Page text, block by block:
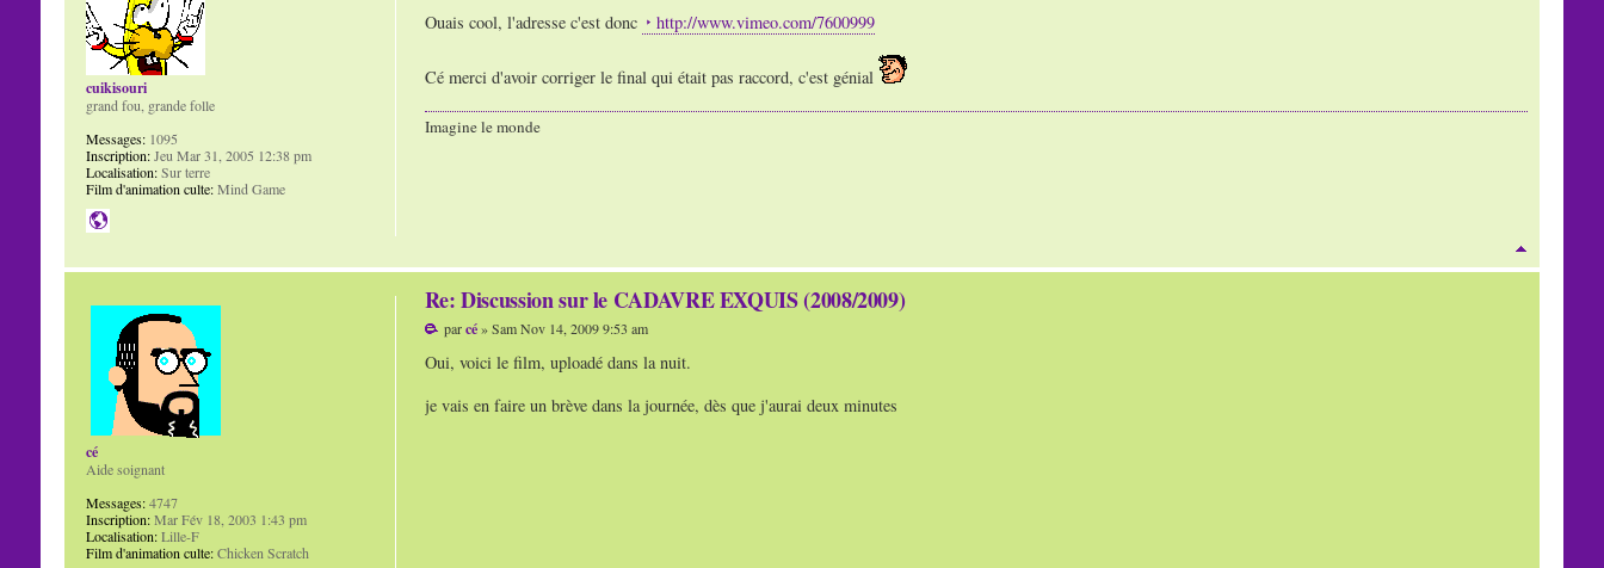
Ouais cool, l'adresse c'est donc http://www.vimeo.com/7600999
Cé merci d'avoir corriger le final qui était pas raccord, c'est génial
Imagine le monde
cuikisouri
grand fou, grande folle
Messages:1095
Inscription:Jeu Mar 31, 2005 12:38 pm
Localisation:Sur terre
Film d'animation culte:Mind Game
Re: Discussion sur le CADAVRE EXQUIS (2008/2009)
parcé» Sam Nov 14, 2009 9:53 am
Oui, voici le film, uploadé dans la nuit.
je vais en faire un brève dans la journée, dès que j'aurai deux minutes
cé
Aide soignant
Messages:4747
Inscription:Mar Fév 18, 2003 1:43 pm
Localisation:Lille-F
Film d'animation culte:Chicken Scratch